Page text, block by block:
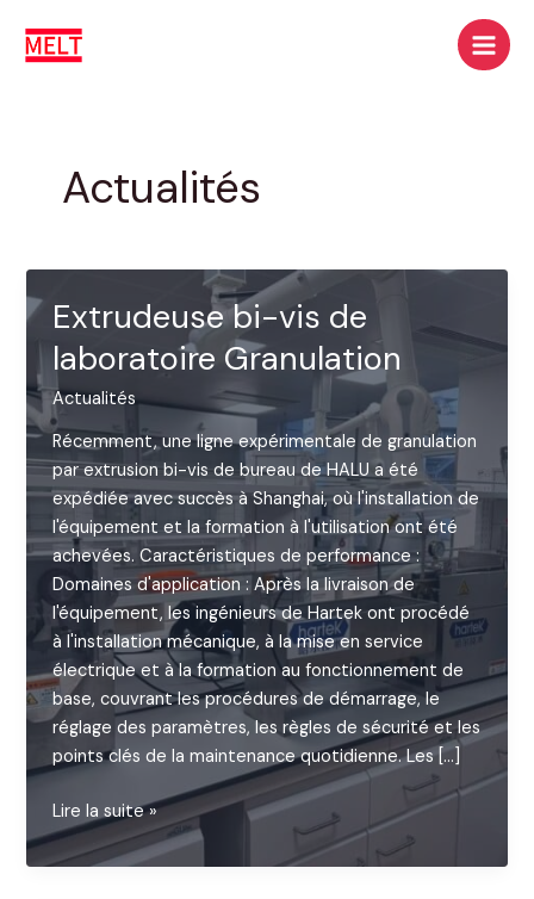
contenu
Actualités
Extrudeuse bi-vis de
laboratoire Granulation
Actualités
Récemment, une ligne expérimentale de granulation
par extrusion bi-vis de bureau de HALU a été
expédiée avec succès à Shanghai, où l'installation de
l'équipement et la formation à l'utilisation ont été
achevées. Caractéristiques de performance :
Domaines d'application : Après la livraison de
l'équipement, les ingénieurs de Hartek ont procédé
à l'installation mécanique, à la mise en service
électrique et à la formation au fonctionnement de
base, couvrant les procédures de démarrage, le
réglage des paramètres, les règles de sécurité et les
points clés de la maintenance quotidienne. Les [...]
Extrudeuse
bi-
vis
Lire la suite »